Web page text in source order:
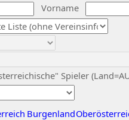
Vorname
Spieler
Burgenland